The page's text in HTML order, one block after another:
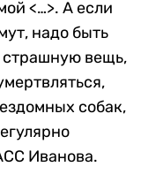
<…>. А если
надо быть
страшную вещь,
собак,
Иванова.